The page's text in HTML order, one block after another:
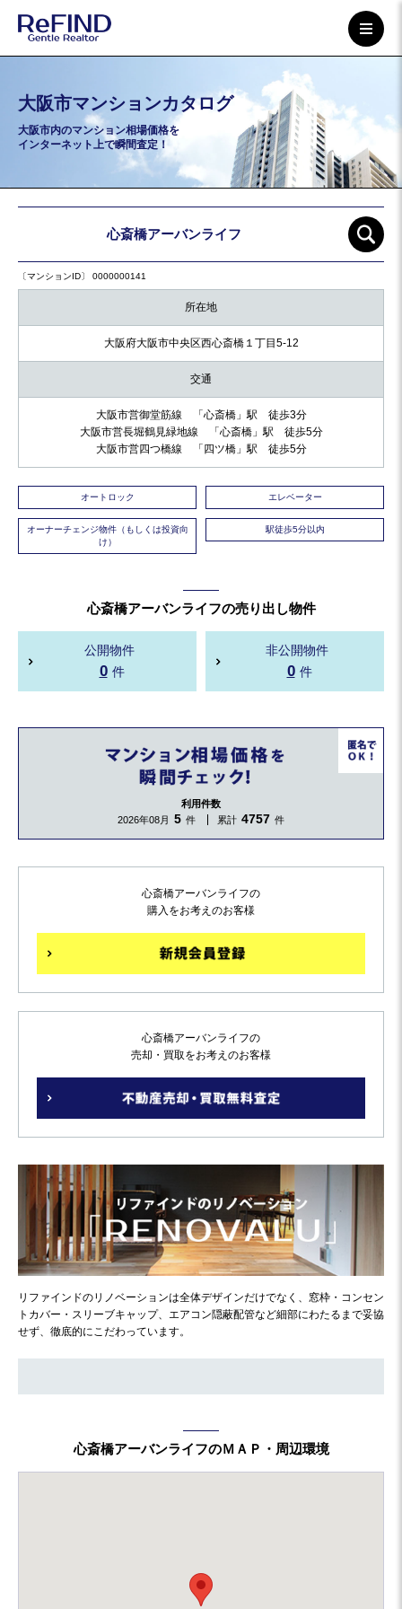
大阪市マンションカタログ
大阪市内のマンション相場価格を
インターネット上で瞬間査定！
心斎橋アーバンライフ
〔マンションID〕 0000000141
所在地
大阪府大阪市中央区西心斎橋１丁目5-12
交通
大阪市営御堂筋線 「心斎橋」駅 徒歩3分
大阪市営長堀鶴見緑地線 「心斎橋」駅 徒歩5分
大阪市営四つ橋線 「四ツ橋」駅 徒歩5分
オートロック エレベーター
オーナーチェンジ物件（もしくは投資向
け）
駅徒歩5分以内
心斎橋アーバンライフの売り出し物件
公開物件
0 件
非公開物件
0 件
利用件数
2026年08月
5 件 累計 4757 件
心斎橋アーバンライフの
購入をお考えのお客様
心斎橋アーバンライフの
売却・買取をお考えのお客様
リファインドのリノベーションは全体デザインだけでなく、窓枠・コンセン
トカバー・スリーブキャップ、エアコン隠蔽配管など細部にわたるまで妥協
せず、徹底的にこだわっています。
心斎橋アーバンライフのＭＡＰ・周辺環境